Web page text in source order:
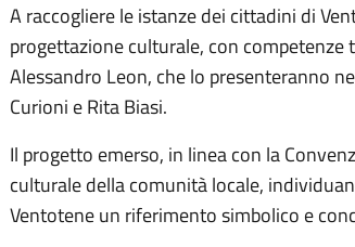
A raccogliere le istanze dei cittadini di
progettazione culturale, con competenze
Alessandro Leon, che lo presenteranno
Curioni e Rita Biasi.
Il progetto emerso, in linea con la
culturale della comunità locale,
Ventotene un riferimento simbolico e